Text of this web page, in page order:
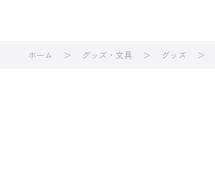
ホーム グッズ・文具 グッズ